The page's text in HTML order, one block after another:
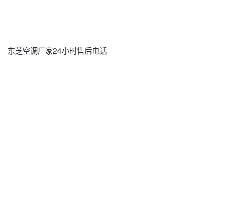
东芝空调厂家24小时售后电话